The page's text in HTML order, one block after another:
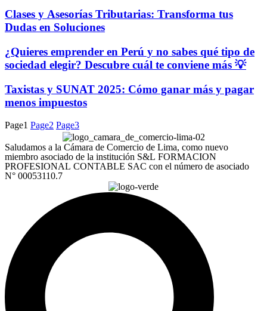
Clases y Asesorías Tributarias: Transforma tus
Dudas en Soluciones
¿Quieres emprender en Perú y no sabes qué tipo de
sociedad elegir? Descubre cuál te conviene más 💡
Taxistas y SUNAT 2025: Cómo ganar más y pagar
menos impuestos
Page1 Page2 Page3
Saludamos a la Cámara de Comercio de Lima, como nuevo
miembro asociado de la institución S&L FORMACION
PROFESIONAL CONTABLE SAC con el número de asociado
N° 00053110.7